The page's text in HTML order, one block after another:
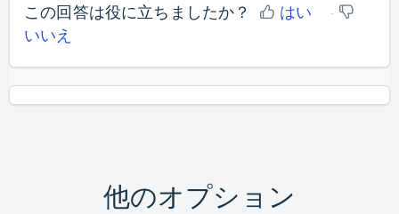
この回答は役に立ちましたか？
はい
いいえ
他のオプション